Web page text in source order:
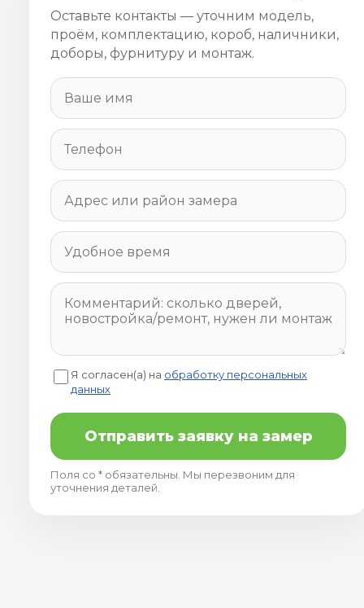
Оставьте контакты — уточним модель,
проём, комплектацию, короб, наличники,
доборы, фурнитуру и монтаж.
Я согласен(а) на обработку персональных
данных
Отправить заявку на замер
Поля со * обязательны. Мы перезвоним для
уточнения деталей.